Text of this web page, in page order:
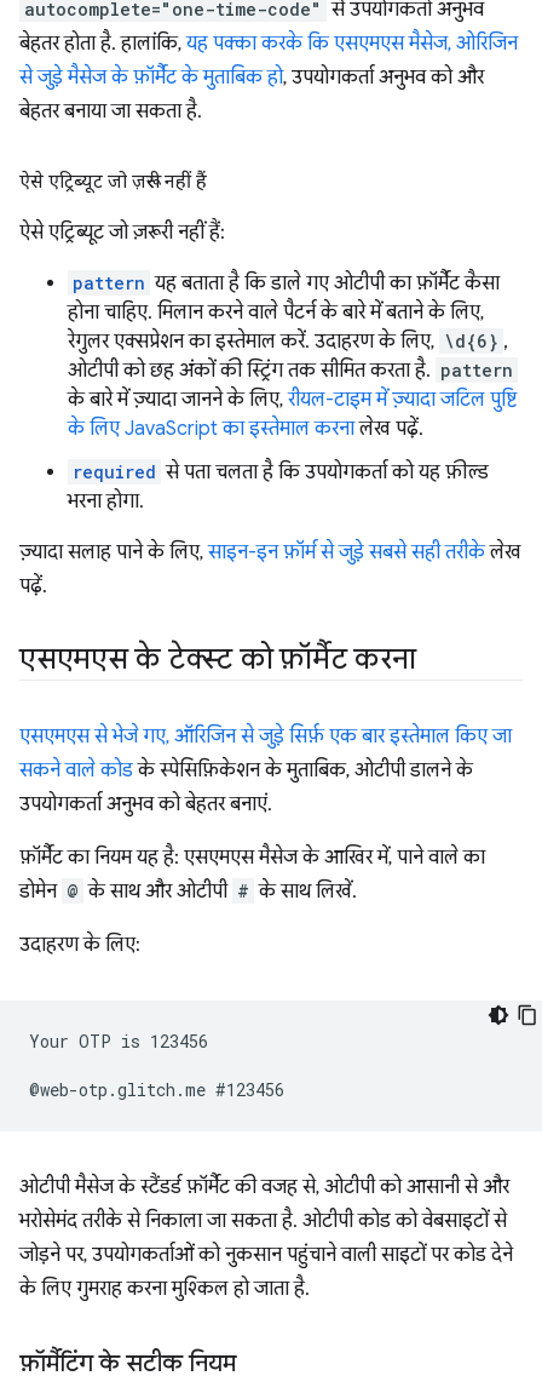
autocomplete="one-time-code" से उपयोगकर्ता अनुभव
बेहतर होता है. हालांकि,यह पक्का करके कि एसएमएस मैसेज, ओरिजिन
से जुड़े मैसेज के फ़ॉर्मैट के मुताबिक हो, उपयोगकर्ता अनुभव को और
बेहतर बनाया जा सकता है.
ऐसे एट्रिब्यूट जो ज़रूरी नहीं हैं
ऐसे एट्रिब्यूट जो ज़रूरी नहीं हैं:
pattern यह बताता है कि डाले गए ओटीपी का फ़ॉर्मैट कैसा
होना चाहिए. मिलान करने वाले पैटर्न के बारे में बताने के लिए,
रेगुलर एक्सप्रेशन का इस्तेमाल करें. उदाहरण के लिए, \d{6} ,
ओटीपी को छह अंकों की स्ट्रिंग तक सीमित करता है. pattern
के बारे में ज़्यादा जानने के लिए,रीयल-टाइम में ज़्यादा जटिल पुष्टि
के लिए JavaScript का इस्तेमाल करनालेख पढ़ें.
required से पता चलता है कि उपयोगकर्ता को यह फ़ील्ड
भरना होगा.
ज़्यादा सलाह पाने के लिए,साइन-इन फ़ॉर्म से जुड़े सबसे सही तरीकेलेख
पढ़ें.
एसएमएस के टेक्स्ट को फ़ॉर्मैट करना
एसएमएस से भेजे गए, ऑरिजिन से जुड़े सिर्फ़ एक बार इस्तेमाल किए जा
सकने वाले कोडके स्पेसिफ़िकेशन के मुताबिक, ओटीपी डालने के
उपयोगकर्ता अनुभव को बेहतर बनाएं.
फ़ॉर्मैट का नियम यह है: एसएमएस मैसेज के आखिर में, पाने वाले का
डोमेन @ के साथ और ओटीपी # के साथ लिखें.
उदाहरण के लिए:
Your OTP is 123456
ओटीपी मैसेज के स्टैंडर्ड फ़ॉर्मैट की वजह से, ओटीपी को आसानी से और
भरोसेमंद तरीके से निकाला जा सकता है. ओटीपी कोड को वेबसाइटों से
जोड़ने पर, उपयोगकर्ताओं को नुकसान पहुंचाने वाली साइटों पर कोड देने
के लिए गुमराह करना मुश्किल हो जाता है.
फ़ॉर्मैटिंग के सटीक नियम